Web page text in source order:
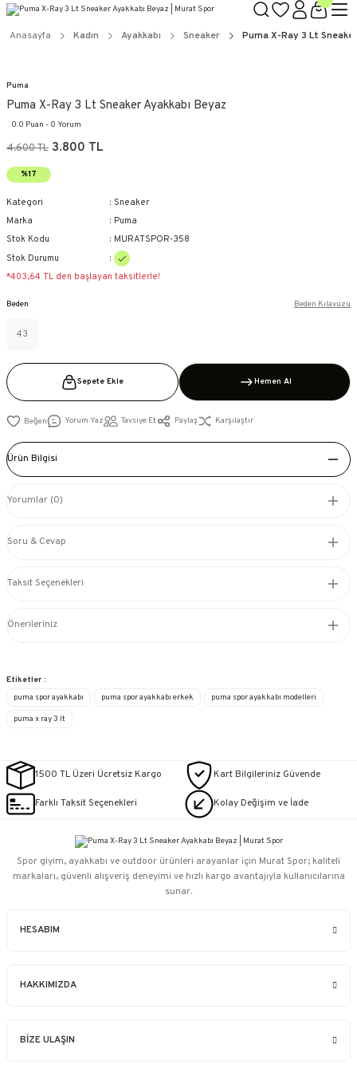
Anasayfa Kadın Ayakkabı Sneaker Puma X-Ray 3 Lt
Puma
Puma X-Ray 3 Lt Sneaker Ayakkabı Beyaz
0.0 Puan - 0 Yorum
4.600 TL 3.800 TL
%17
Kategori
Sneaker
Marka
Puma
Stok Kodu
MURATSPOR-358
Stok Durumu
*403,64 TL den başlayan taksitlerle!
Beden
43
Beden Kılavuzu
Sepete Ekle Hemen Al
Yorum Yaz Tavsiye Et Paylaş Karşılaştır
Ürün Bilgisi
Yorumlar (0)
Soru & Cevap
Taksit Seçenekleri
Önerileriniz
Etiketler :
puma spor ayakkabı
puma spor ayakkabı erkek puma spor ayakkabı modelleri
puma x ray 3 lt
1500 TL Üzeri Ücretsiz Kargo Kart Bilgileriniz Güvende
Farklı Taksit Seçenekleri Kolay Değişim ve İade
HESABIM
HAKKIMIZDA
BİZE ULAŞIN
Spor giyim, ayakkabı ve outdoor ürünleri arayanlar için Murat Spor; kaliteli
markaları, güvenli alışveriş deneyimi ve hızlı kargo avantajıyla kullanıcılarına
sunar.